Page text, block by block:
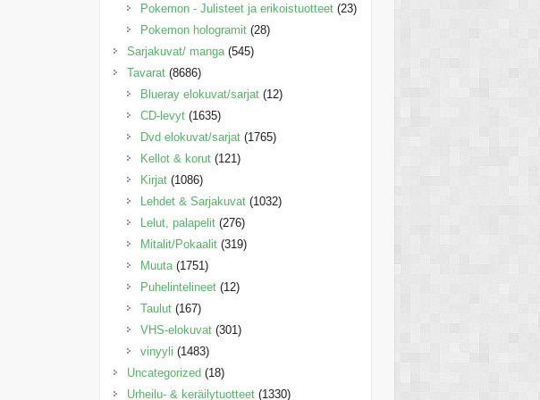
Pokemon - Julisteet ja erikoistuotteet (23)
Pokemon hologramit (28)
Sarjakuvat/ manga (545)
Tavarat (8686)
Blueray elokuvat/sarjat (12)
CD-levyt (1635)
Dvd elokuvat/sarjat (1765)
Kellot & korut (121)
Kirjat (1086)
Lehdet & Sarjakuvat (1032)
Lelut, palapelit (276)
Mitalit/Pokaalit (319)
Muuta (1751)
Puhelintelineet (12)
Taulut (167)
VHS-elokuvat (301)
vinyyli (1483)
Uncategorized (18)
Urheilu- & keräilytuotteet (1330)